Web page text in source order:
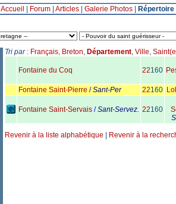
Accueil Forum| Articles| Galerie Photos|
Tri par: Français, Breton, Département, Ville,
Fontaine du Coq 22160
Fontaine Saint-Pierre /Sant-Per 22160
Fontaine Saint-Servais /Sant-Servez. 22160
Revenir à la liste alphabétique Revenir à la